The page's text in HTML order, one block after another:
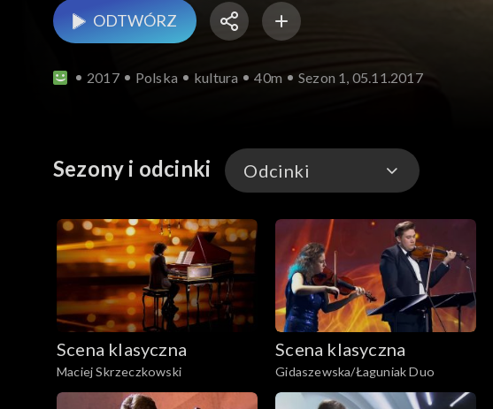
ODTWÓRZ
2017 Polska kultura 40m Sezon 1, 05.11.2017
Sezony i odcinki Odcinki
Odcinki
Scena klasyczna
Maciej Skrzeczkowski
Scena klasyczna
Gidaszewska/Łaguniak Duo